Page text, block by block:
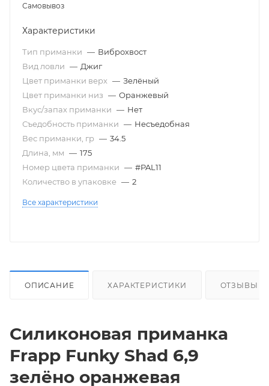
Самовывоз
Характеристики
Тип приманки — Виброхвост
Вид ловли — Джиг
Цвет приманки верх — Зелёный
Цвет приманки низ — Оранжевый
Вкус/запах приманки — Нет
Съедобность приманки — Несъедобная
Вес приманки, гр — 34.5
Длина, мм — 175
Номер цвета приманки — #PAL11
Количество в упаковке — 2
Все характеристики
ОПИСАНИЕ ХАРАКТЕРИСТИКИ ОТЗЫВЫ
Силиконовая приманка
Frapp Funky Shad 6,9
зелёно оранжевая